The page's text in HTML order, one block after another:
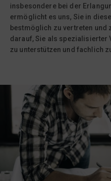
insbesondere bei der
ermöglicht es uns, Sie in
bestmöglich zu vertreten und
darauf, Sie als spezialisierter
zu unterstützen und fachlich